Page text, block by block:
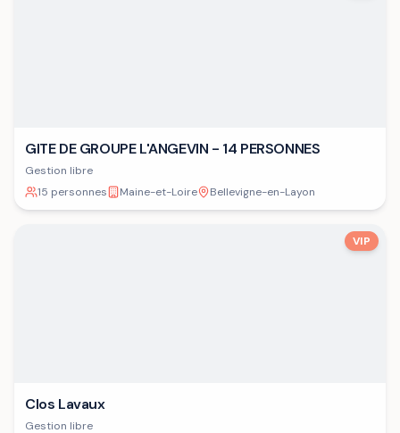
GITE DE GROUPE L'ANGEVIN - 14 PERSONNES
Gestion libre
15 personnes
Maine-et-Loire Bellevigne-en-Layon
VIP
Clos Lavaux
Gestion libre